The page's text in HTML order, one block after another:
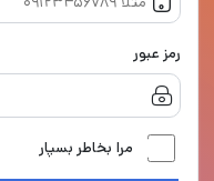
رمز عبور
مرا بخاطر بسپار